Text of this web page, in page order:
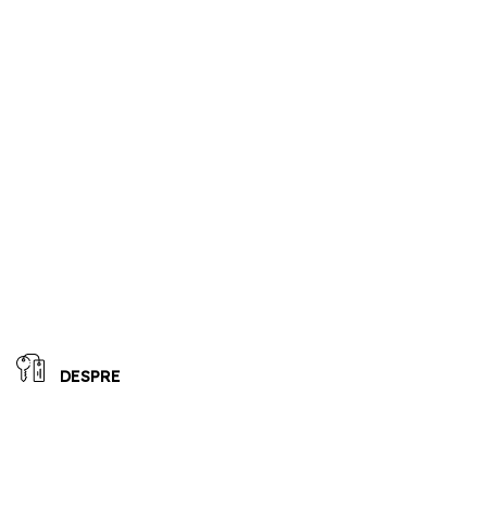
DESPRE